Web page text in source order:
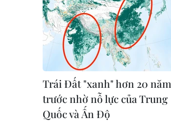
Trái Đất "xanh" hơn 20 năm
trước nhờ nỗ lực của Trung
Quốc và Ấn Độ